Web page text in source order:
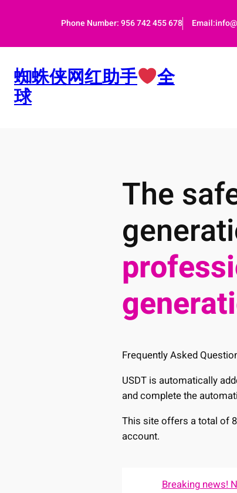
Phone Number: 956 742 455 678
蜘蛛侠网红助手 全
球
The
Frequently Asked
USDT is automatically
and complete the
This site offers a total of
account.
Breaking news!